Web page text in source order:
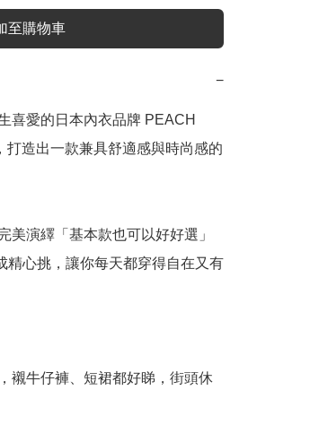
至購物車
−
喜愛的日本內衣品牌 PEACH
造出一款兼具舒適感與時尚感的
美演繹「基本款也可以好好選」
精心挑，讓你每天都穿得自在又有
襯牛仔褲、短裙都好睇，街頭休